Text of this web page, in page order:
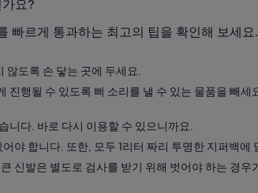
요?
빠르게 통과하는 최고의 팁을 확인해 보세요.
않도록 손 닿는 곳에 두세요.
행될 수 있도록 삐 소리를 낼 수 있는 물품을 빼세
니다. 바로 다시 이용할 수 있으니까요.
야 합니다. 또한, 모두 1리터 짜리 투명한 지퍼백에
신발은 별도로 검사를 받기 위해 벗어야 하는 경